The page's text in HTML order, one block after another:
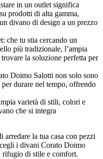
in un outlet significa
prodotti di alta gamma,
divano di design a un prezzo
che tu stia cercando un
più tradizionale, l’ampia
la soluzione perfetta per
Doimo Salotti non solo sono
durare nel tempo, offrendo
varietà di stili, colori e
che si integra
la tua casa con pezzi
i divani Corato Doimo
rifugio di stile e comfort.